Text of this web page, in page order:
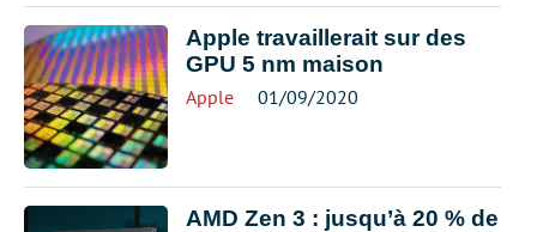
Apple travaillerait sur des
GPU 5 nm maison
Apple 01/09/2020
AMD Zen 3 : jusqu’à 20 % de